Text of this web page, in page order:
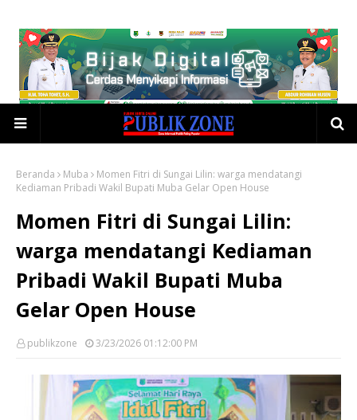
Beranda Muba
Momen Fitri di Sungai Lilin: warga mendatangi
Kediaman Pribadi Wakil Bupati Muba Gelar Open House
Momen Fitri di Sungai Lilin:
warga mendatangi Kediaman
Pribadi Wakil Bupati Muba
Gelar Open House
publikzone 3/23/2026 01:12:00 PM